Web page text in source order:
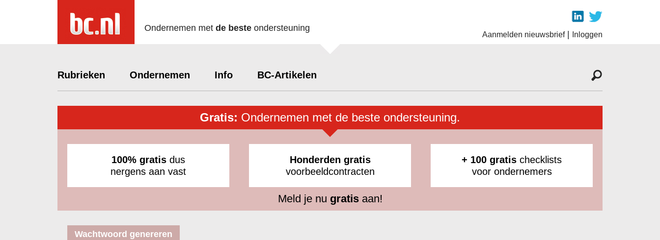
Ondernemen met de beste ondersteuning
Aanmelden nieuwsbrief| Inloggen
Rubrieken Ondernemen Info BC-Artikelen
Gratis: Ondernemen met de beste ondersteuning.
100% gratis dus
nergens aan vast
Honderden gratis
voorbeeldcontracten
+ 100 gratis checklists
voor ondernemers
Meld je nu gratisaan!
Wachtwoord genereren